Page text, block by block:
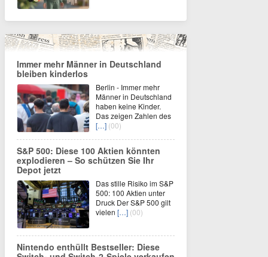
Immer mehr Männer in Deutschland
bleiben kinderlos
Berlin - Immer mehr
Männer in Deutschland
haben keine Kinder.
Das zeigen Zahlen des
[…] (00)
S&P 500: Diese 100 Aktien könnten
explodieren – So schützen Sie Ihr
Depot jetzt
Das stille Risiko im S&P
500: 100 Aktien unter
Druck Der S&P 500 gilt
vielen […] (00)
Nintendo enthüllt Bestseller: Diese